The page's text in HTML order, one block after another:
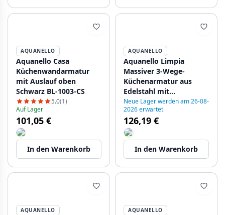
AQUANELLO
Aquanello Casa
Küchenwandarmatur
mit Auslauf oben
Schwarz BL-1003-CS
5.0(1)
Auf Lager
101,05 €
In den Warenkorb
AQUANELLO
Aquanello Limpia
Massiver 3-Wege-
Küchenarmatur aus
Edelstahl mit
gefiltertem Wasser SS-
1600-LP
Neue Lager werden am 26-08-
2026 erwartet
126,19 €
In den Warenkorb
AQUANELLO AQUANELLO